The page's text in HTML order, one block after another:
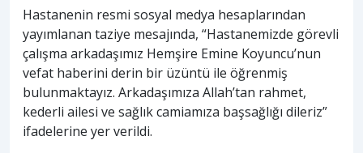
Hastanenin resmi sosyal medya hesaplarından
yayımlanan taziye mesajında, “Hastanemizde görevli
çalışma arkadaşımız Hemşire Emine Koyuncu’nun
vefat haberini derin bir üzüntü ile öğrenmiş
bulunmaktayız. Arkadaşımıza Allah’tan rahmet,
kederli ailesi ve sağlık camiamıza başsağlığı dileriz”
ifadelerine yer verildi.